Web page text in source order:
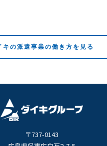
キの派遣事業の働き方を見る
〒737-0143